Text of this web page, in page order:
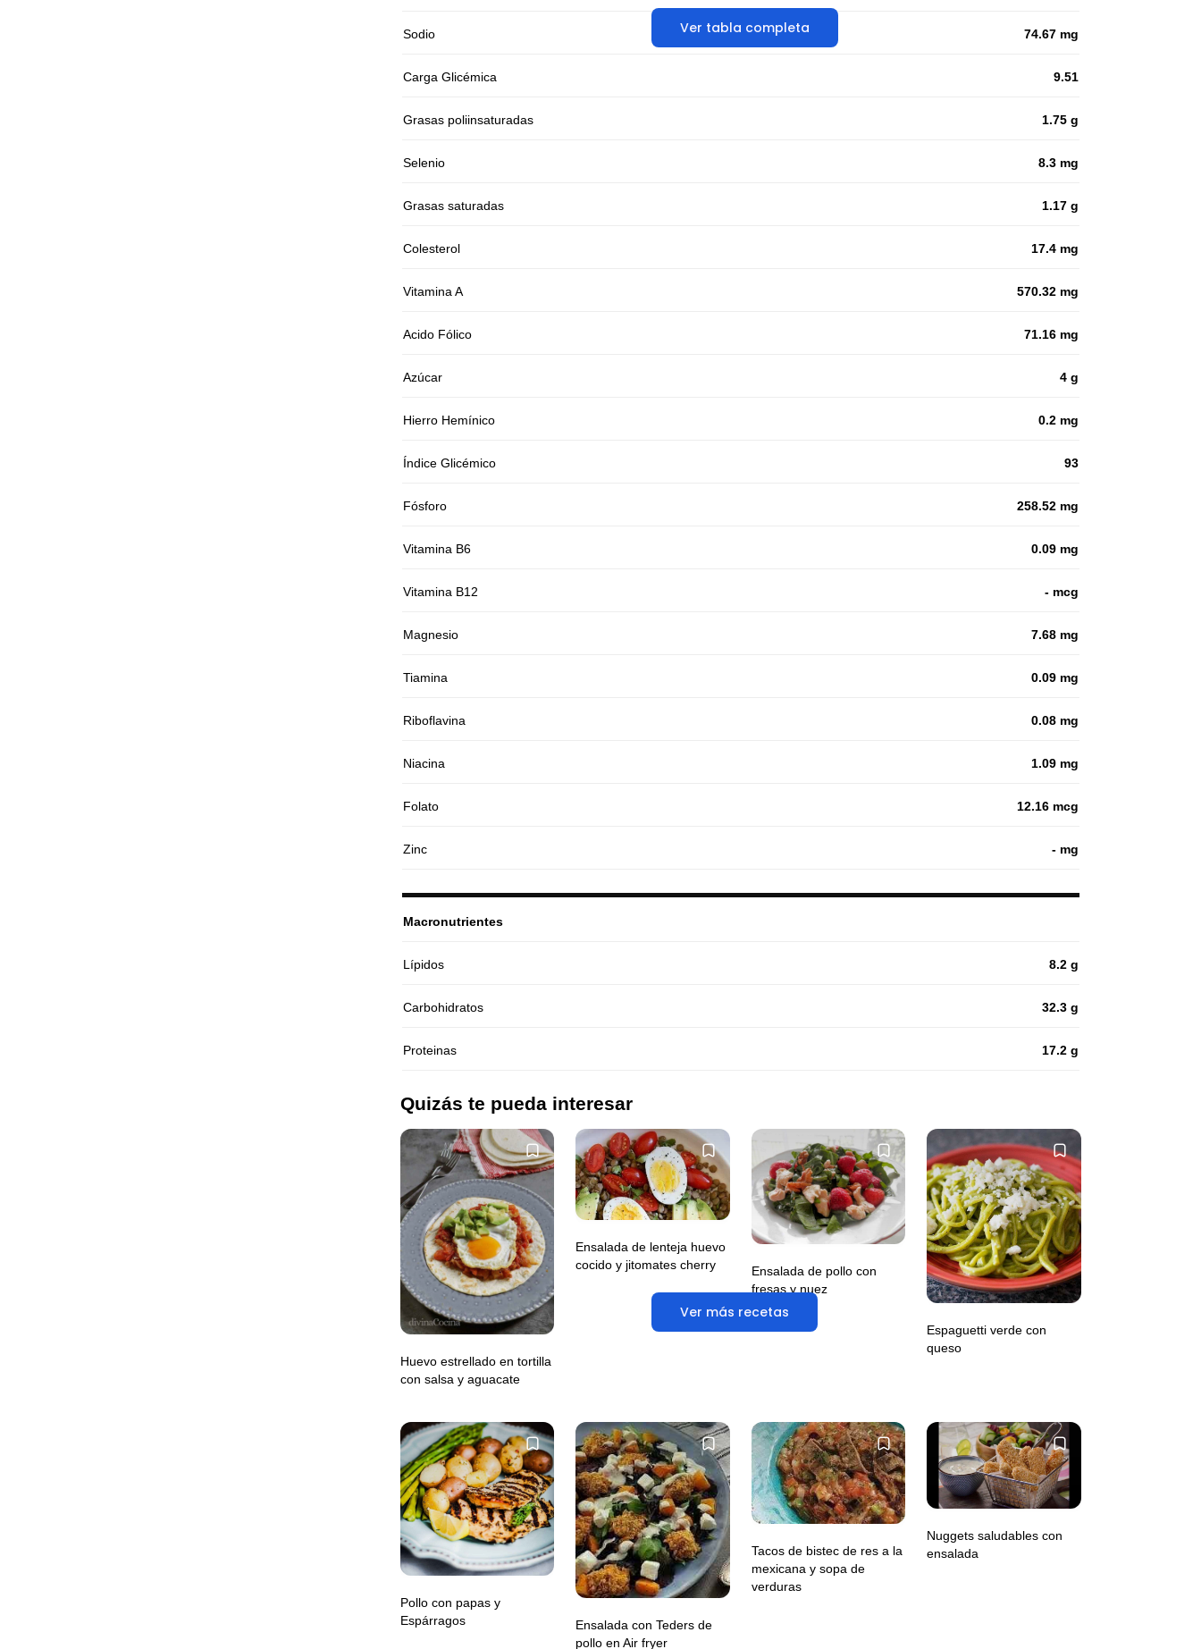
Ver tabla completa
Sodio 74.67 mg
Carga Glicémica 9.51
Grasas poliinsaturadas 1.75 g
Selenio 8.3 mg
Grasas saturadas 1.17 g
Colesterol 17.4 mg
Vitamina A 570.32 mg
Acido Fólico 71.16 mg
Azúcar 4 g
Hierro Hemínico 0.2 mg
Índice Glicémico 93
Fósforo 258.52 mg
Vitamina B6 0.09 mg
Vitamina B12 - mcg
Magnesio 7.68 mg
Tiamina 0.09 mg
Riboflavina 0.08 mg
Niacina 1.09 mg
Folato 12.16 mcg
Zinc - mg
Macronutrientes
Lípidos 8.2 g
Carbohidratos 32.3 g
Proteinas 17.2 g
Quizás te pueda interesar
Ver más recetas
Huevo estrellado en tortilla
con salsa y aguacate
Ensalada de lenteja huevo
cocido y jitomates cherry
Ensalada de pollo con
fresas y nuez
Espaguetti verde con
queso
Pollo con papas y
Espárragos
Ensalada con Teders de
pollo en Air fryer
Tacos de bistec de res a la
mexicana y sopa de
verduras
Nuggets saludables con
ensalada